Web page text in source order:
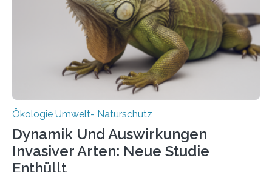
über Deutschlands Moorböden. Eingerichtet wurden sie
in den vergangenen fünf Jahren von
Wissenschaftlerinnen und Wissenschaftlern des
Thünen-Instituts für Agrarklimaschutz…
Ökologie Umwelt- Naturschutz
Dynamik Und Auswirkungen
Invasiver Arten: Neue Studie
Enthüllt